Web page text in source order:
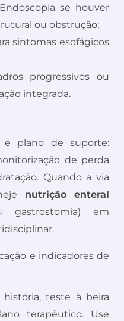
se houver
ou obstrução;
sintomas esofágicos
progressivos ou
integrada.
e plano de suporte:
de perda
Quando a via
nutrição enteral
gastrostomia) em
e indicadores de
teste à beira
terapêutico. Use